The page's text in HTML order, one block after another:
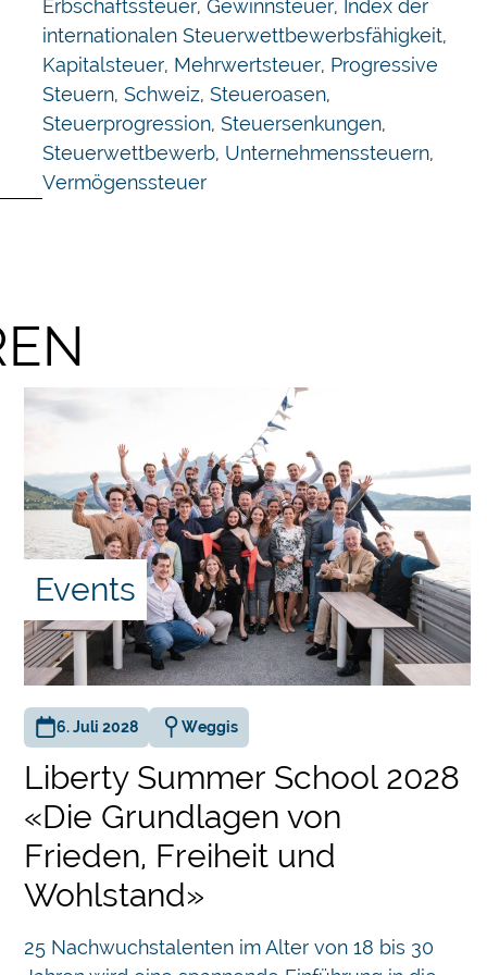
Chatbot
in
Erbschaftssteuer, Gewinnsteuer, Index der
internationalen Steuerwettbewerbsfähigkeit,
Kapitalsteuer, Mehrwertsteuer, Progressive
Steuern, Schweiz, Steueroasen,
Steuerprogression, Steuersenkungen,
Steuerwettbewerb, Unternehmenssteuern,
Vermögenssteuer
Events
6. Juli 2028 Weggis
Liberty Summer School 2028
«Die Grundlagen von
Frieden, Freiheit und
Wohlstand»
25 Nachwuchstalenten im Alter von 18 bis 30